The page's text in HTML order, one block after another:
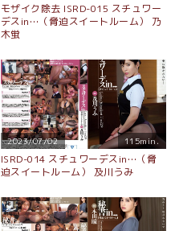
モザイク除去 ISRD-015 スチュワー
デスin…（脅迫スイートルーム） 乃
木蛍
2023/07/02 115min.
ISRD-014 スチュワーデスin…（脅
迫スイートルーム） 及川うみ